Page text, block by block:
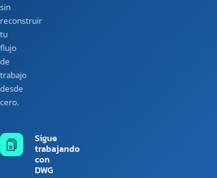
sin
reconstruir
tu
flujo
de
trabajo
desde
cero.
Sigue
trabajando
con
DWG